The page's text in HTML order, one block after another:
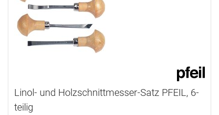
Linol- und Holzschnittmesser-Satz PFEIL, 6-
teilig